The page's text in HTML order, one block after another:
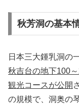
秋芳洞の基本
日本三大鍾乳洞の
秋吉台の地下100
観光コースが公開
の規模で、洞奥の